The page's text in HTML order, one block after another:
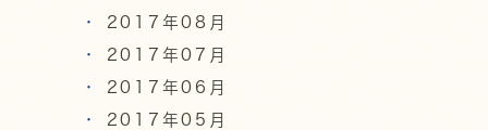
2017年08月
2017年07月
2017年06月
2017年05月